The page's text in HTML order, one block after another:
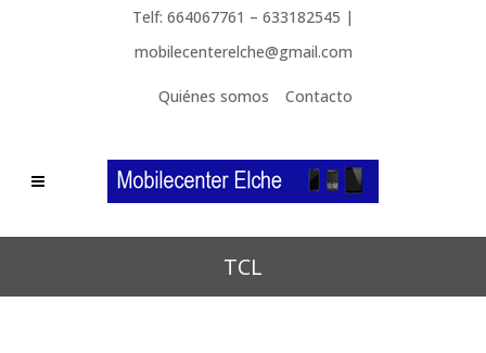
Telf: 664067761 – 633182545 |
mobilecenterelche@gmail.com
Quiénes somos Contacto
TCL